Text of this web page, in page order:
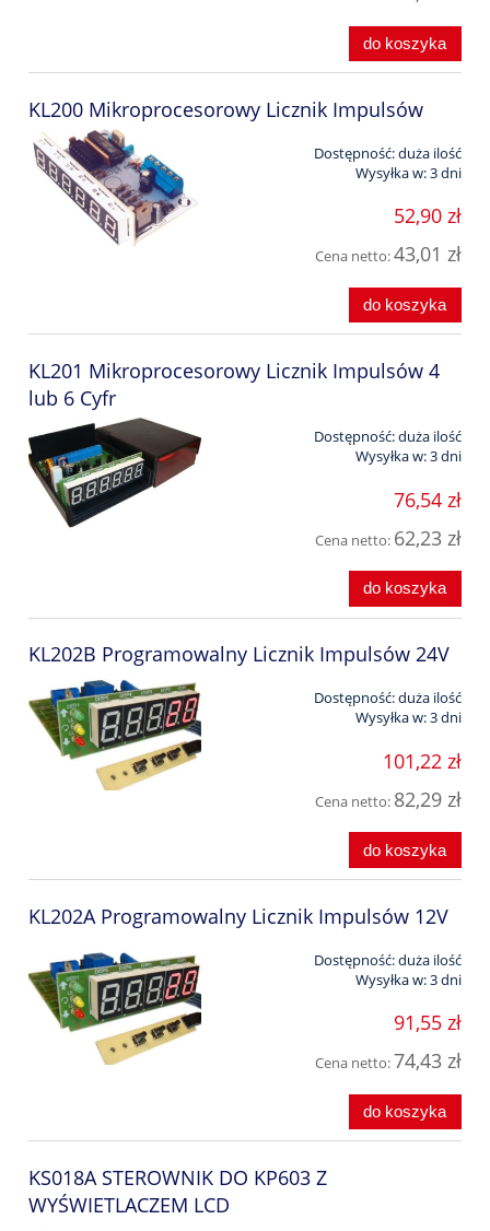
do koszyka
KL200 Mikroprocesorowy Licznik Impulsów
Dostępność:duża ilość
Wysyłka w:3 dni
52,90 zł
Cena netto:43,01 zł
do koszyka
KL201 Mikroprocesorowy Licznik Impulsów 4
lub 6 Cyfr
Dostępność:duża ilość
Wysyłka w:3 dni
76,54 zł
Cena netto: 62,23 zł
do koszyka
KL202B Programowalny Licznik Impulsów 24V
Dostępność:duża ilość
Wysyłka w:3 dni
101,22 zł
Cena netto: 82,29 zł
do koszyka
KL202A Programowalny Licznik Impulsów 12V
Dostępność:duża ilość
Wysyłka w:3 dni
91,55 zł
Cena netto:74,43 zł
do koszyka
KS018A STEROWNIK DO KP603 Z
WYŚWIETLACZEM LCD